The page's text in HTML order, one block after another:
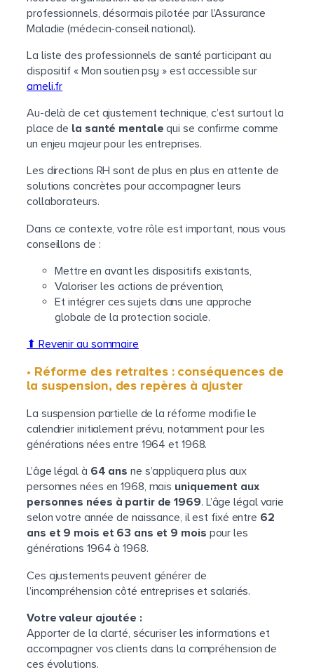
professionnels, désormais pilotée par l’Assurance
Maladie (médecin-conseil national).
La liste des professionnels de santé participant au
dispositif « Mon soutien psy » est accessible sur
ameli.fr
Au-delà de cet ajustement technique, c’est surtout la
place de la santé mentale qui se confirme comme
un enjeu majeur pour les entreprises.
Les directions RH sont de plus en plus en attente de
solutions concrètes pour accompagner leurs
collaborateurs.
Dans ce contexte, votre rôle est important, nous vous
conseillons de :
Mettre en avant les dispositifs existants,
Valoriser les actions de prévention,
Et intégrer ces sujets dans une approche
globale de la protection sociale.
⬆ Revenir au sommaire
• Réforme des retraites : conséquences de
la suspension, des repères à ajuster
La suspension partielle de la réforme modifie le
calendrier initialement prévu, notamment pour les
générations nées entre 1964 et 1968.
L’âge légal à 64 ans ne s’appliquera plus aux
personnes nées en 1968, mais uniquement aux
personnes nées à partir de 1969. L’âge légal varie
selon votre année de naissance, il est fixé entre 62
ans et 9 mois et 63 ans et 9 mois pour les
générations 1964 à 1968.
Ces ajustements peuvent générer de
l’incompréhension côté entreprises et salariés.
Votre valeur ajoutée :
Apporter de la clarté, sécuriser les informations et
accompagner vos clients dans la compréhension de
ces évolutions.